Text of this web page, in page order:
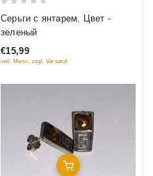
out
5
Серьги с янтарем. Цвет -
зеленый
€15,99
inkl. Mwst., zzgl. Versand
Добавить В Корзину